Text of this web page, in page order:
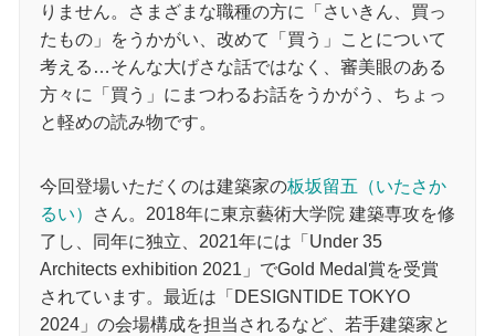
りません。さまざまな職種の方に「さいきん、買っ
たもの」をうかがい、改めて「買う」ことについて
考える…そんな大げさな話ではなく、審美眼のある
方々に「買う」にまつわるお話をうかがう、ちょっ
と軽めの読み物です。
今回登場いただくのは建築家の板坂留五（いたさか
るい）
さん。2018年に東京藝術大学院 建築専攻を修
了し、同年に独立、2021年には「Under 35
Architects exhibition 2021」でGold Medal賞を受賞
されています。最近は「DESIGNTIDE TOKYO
2024」の会場構成を担当されるなど、若手建築家と